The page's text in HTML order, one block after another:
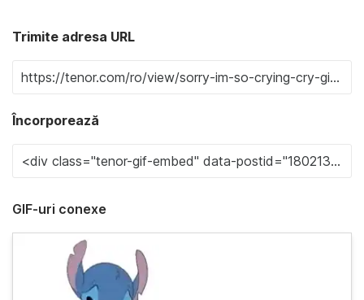
Trimite adresa URL
Încorporează
GIF-uri conexe